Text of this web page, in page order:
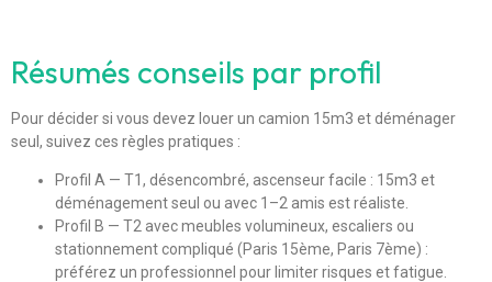
Résumés conseils par profil
Pour décider si vous devez louer un camion 15m3 et déménager
seul, suivez ces règles pratiques :
Profil A — T1, désencombré, ascenseur facile : 15m3 et
déménagement seul ou avec 1–2 amis est réaliste.
Profil B — T2 avec meubles volumineux, escaliers ou
stationnement compliqué (Paris 15ème, Paris 7ème) :
préférez un professionnel pour limiter risques et fatigue.